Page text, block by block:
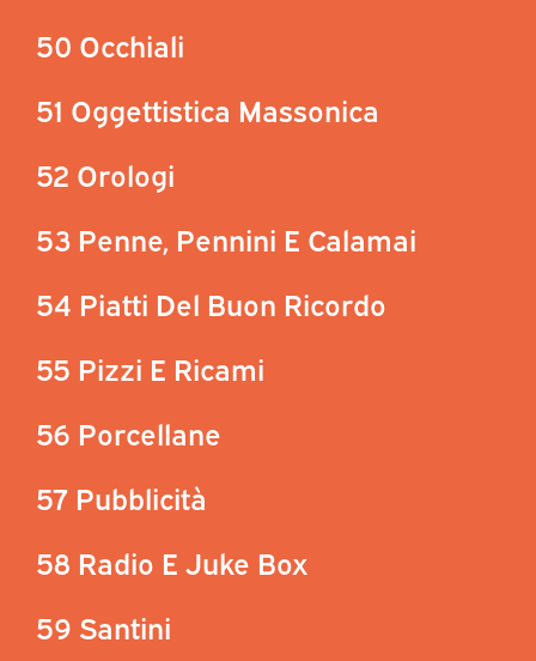
50 Occhiali
51 Oggettistica Massonica
52 Orologi
53 Penne, Pennini E Calamai
54 Piatti Del Buon Ricordo
55 Pizzi E Ricami
56 Porcellane
57 Pubblicità
58 Radio E Juke Box
59 Santini